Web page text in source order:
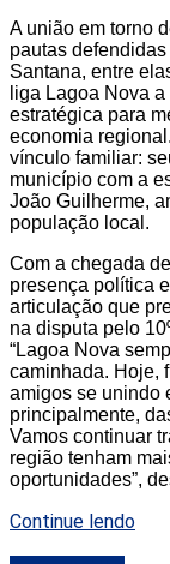
A união em torno
pautas
Santana, entre
liga Lagoa Nova
estratégica para
economia
vínculo familiar:
município com a
João Guilherme,
população local.
Com a chegada
presença política
articulação que
na disputa pelo
“Lagoa Nova
caminhada. Hoje,
amigos se unindo
principalmente,
Vamos continuar
região tenham
oportunidades”,
Continue lendo